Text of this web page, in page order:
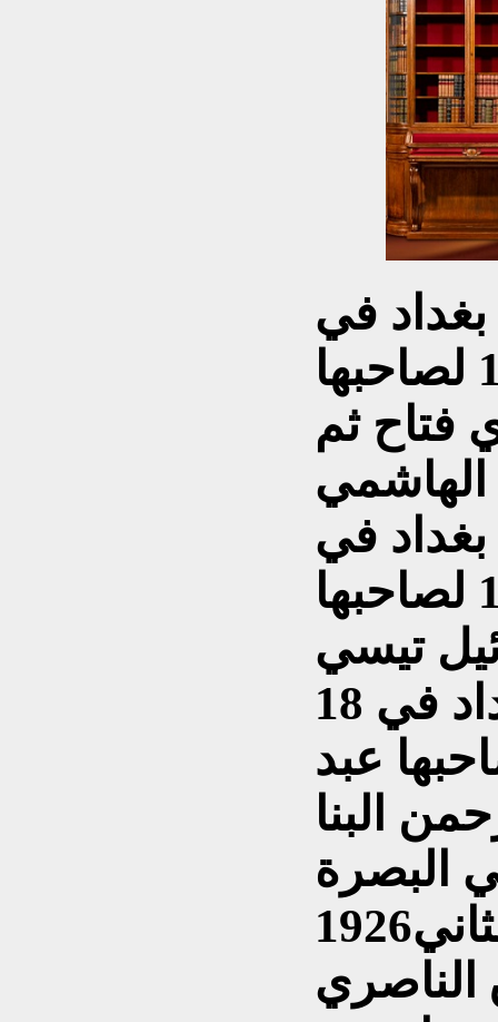
في
14 تشرين الثاني 1926 لصاحبها
فتاح ثم
في
14 تشرين الثاني 1926 لصاحبها
تيسي
النور - صدرت في بغداد في 18
1926 لصاحبها عبد
البنا
البصرة
بتاريخ 23 تشرين الثاني1926
الناصري